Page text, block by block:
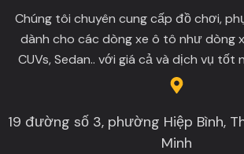
Chúng tôi chuyên cung cấp đồ chơi,
dành cho các dòng xe ô tô như dòng
CUVs, Sedan.. với giá cả và dịch vụ
19 đường số 3, phường Hiệp Bình,
Minh